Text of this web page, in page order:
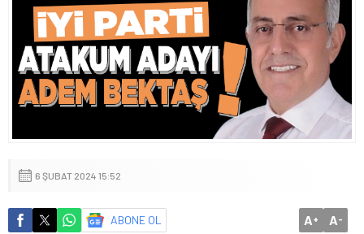
6 ŞUBAT 2024 15:52
ABONE OL A+ A-